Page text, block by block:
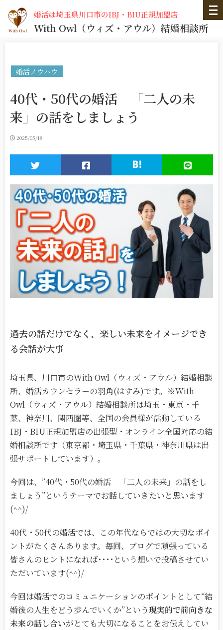
婚活は埼玉県川口市のIBJ・BIU正規加盟店
With Owl （ウィズ・アウル） 結婚相談所
婚活ノウハウ
40代・50代の婚活 「二人の未
来」の話をしましょう
2025/05/18
過去の話だけでなく、楽しい未来をイメージでき
る会話が大事
埼玉県、川口市のWith Owl（ウィズ・アウル）結婚相談
所、婚活カウンセラーの羽角(はすみ)です。※With
Owl（ウィズ・アウル）結婚相談所は埼玉・東京・千
葉、神奈川、関西圏等、全国の会員様が活動している
IBJ・BIU正規加盟店の出張型・オンライン全国対応の結
婚相談所です（東京都・埼玉県・千葉県・神奈川県は出
張サポートしています）。
今回は、”40代・50代の婚活 「二人の未来」の話をし
ましょう”というテーマでお話していきたいと思います
(^^)/
40代・50代の婚活では、この年代ならではの大切なポイ
ントがたくさんあります。毎回、ブログで頑張っている
皆さんのヒントになれば････という想いで投稿させてい
ただいています(^^)/
今回は婚活でのコミュニケーションのポイントとして“結
婚後の人生をどう歩んでいくか”という現実的で前向きな
未来の話し合いがとても大切になることをお伝えしてい